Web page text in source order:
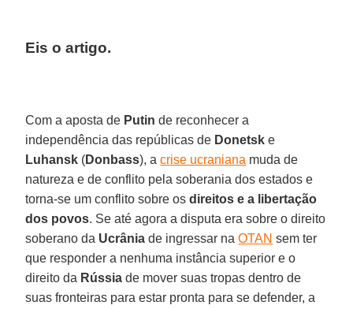
Eis o artigo.
Com a aposta de Putin de reconhecer a
independência das repúblicas de Donetsk e
Luhansk (Donbass), acrise ucraniana muda de
natureza e de conflito pela soberania dos estados e
torna-se um conflito sobre osdireitos e a libertação
dos povos. Se até agora a disputa era sobre o direito
soberano da Ucrânia de ingressar naOTAN sem ter
que responder a nenhuma instância superior e o
direito da Rússia de mover suas tropas dentro de
suas fronteiras para estar pronta para se defender, a